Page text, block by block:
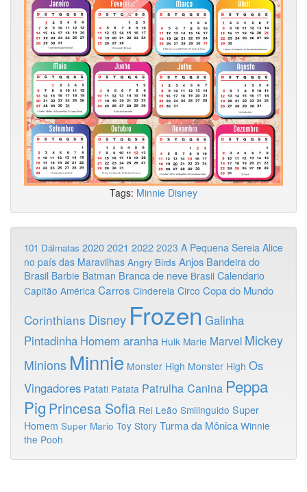
Tags: Minnie Disney
101 Dálmatas 2020 2021 2022 2023 A Pequena Sereia Alice
no país das Maravilhas Angry Birds Anjos Bandeira do
Brasil Barbie Batman Branca de neve Brasil Calendario
Capitão América Carros Cinderela Circo Copa do Mundo
Corinthians Disney Frozen Galinha
Pintadinha Homem aranha Hulk Marie Marvel Mickey
Minions Minnie Monster High Monster High Os
Vingadores Patati Patata Patrulha Canina Peppa
Pig Princesa Sofia Rei Leão Smilinguido Super
Homem Super Mario Toy Story Turma da Mônica Winnie
the Pooh